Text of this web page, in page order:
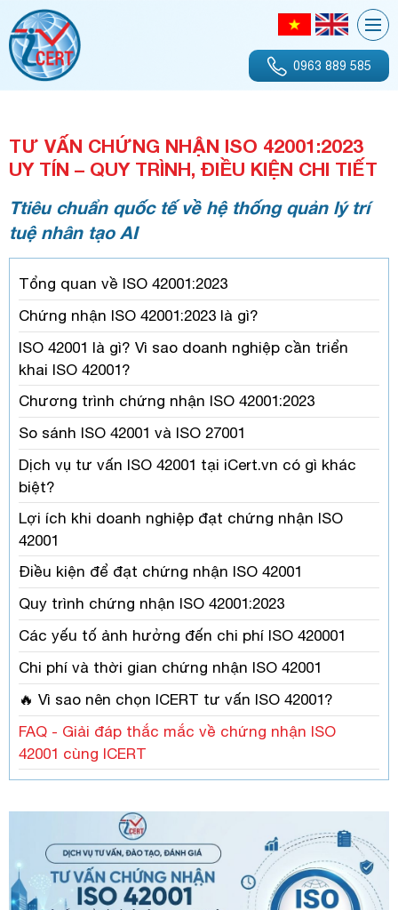
0963 889 585
TƯ VẤN CHỨNG NHẬN ISO 42001:2023
UY TÍN – QUY TRÌNH, ĐIỀU KIỆN CHI TIẾT
Ttiêu chuẩn quốc tế về hệ thống quản lý trí
tuệ nhân tạo AI
Tổng quan về ISO 42001:2023
Chứng nhận ISO 42001:2023 là gì?
ISO 42001 là gì? Vì sao doanh nghiệp cần triển
khai ISO 42001?
Chương trình chứng nhận ISO 42001:2023
So sánh ISO 42001 và ISO 27001
Dịch vụ tư vấn ISO 42001 tại iCert.vn có gì khác
biệt?
Lợi ích khi doanh nghiệp đạt chứng nhận ISO
42001
Điều kiện để đạt chứng nhận ISO 42001
Quy trình chứng nhận ISO 42001:2023
Các yếu tố ảnh hưởng đến chi phí ISO 420001
Chi phí và thời gian chứng nhận ISO 42001
🔥 Vì sao nên chọn ICERT tư vấn ISO 42001?
FAQ - Giải đáp thắc mắc về chứng nhận ISO
42001 cùng ICERT